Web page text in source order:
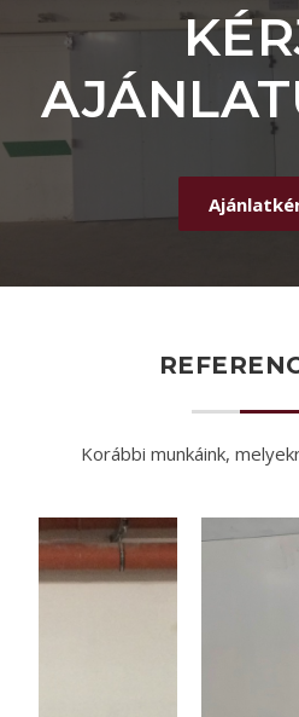
Korábbi munkáink,